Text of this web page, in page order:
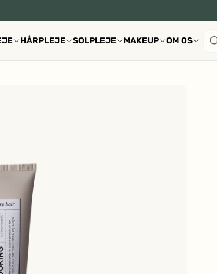
HÅRPLEJE SOLPLEJE MAKEUP OM OS